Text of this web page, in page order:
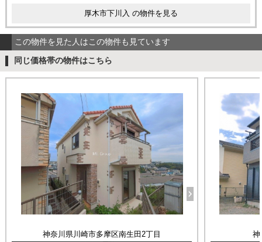
厚木市下川入 の物件を見る
この物件を見た人はこの物件も見ています
同じ価格帯の物件はこちら
神奈川県川崎市多摩区南生田2丁目 神